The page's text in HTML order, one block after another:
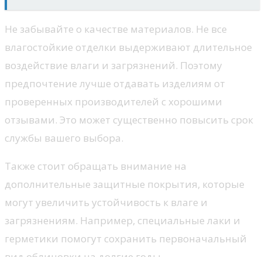
Не забывайте о качестве материалов. Не все
влагостойкие отделки выдерживают длительное
воздействие влаги и загрязнений. Поэтому
предпочтение лучше отдавать изделиям от
проверенных производителей с хорошими
отзывами. Это может существенно повысить срок
службы вашего выбора.
Также стоит обращать внимание на
дополнительные защитные покрытия, которые
могут увеличить устойчивость к влаге и
загрязнениям. Например, специальные лаки и
герметики помогут сохранить первоначальный